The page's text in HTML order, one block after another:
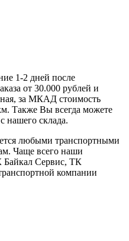
1-2 дней после
от 30.000 рублей и
за МКАД стоимость
Также Вы всегда можете
нашего склада.
любыми транспортными
Чаще всего наши
Сервис, ТК
компании